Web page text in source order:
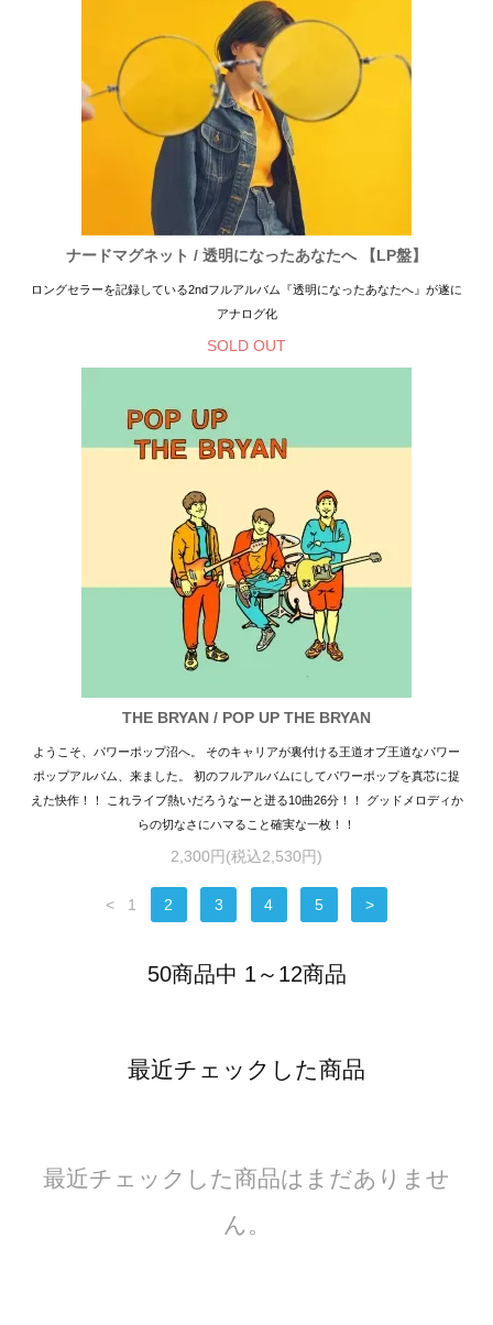
ナードマグネット / 透明になったあなたへ 【LP盤】
ロングセラーを記録している2ndフルアルバム『透明になったあなたへ』が遂に
アナログ化
SOLD OUT
THE BRYAN / POP UP THE BRYAN
ようこそ、パワーポップ沼へ。 そのキャリアが裏付ける王道オブ王道なパワー
ポップアルバム、来ました。 初のフルアルバムにしてパワーポップを真芯に捉
えた快作！！ これライブ熱いだろうなーと迸る10曲26分！！ グッドメロディか
らの切なさにハマること確実な一枚！！
2,300円(税込2,530円)
< 1 2 3 4 5 >
50商品中 1～12商品
最近チェックした商品
最近チェックした商品はまだありませ
ん。